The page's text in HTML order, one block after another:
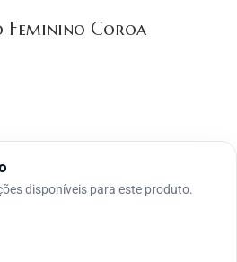
Coroa
disponíveis para este produto.